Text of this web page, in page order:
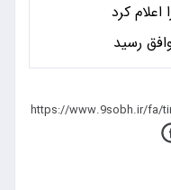
کرد
رسید